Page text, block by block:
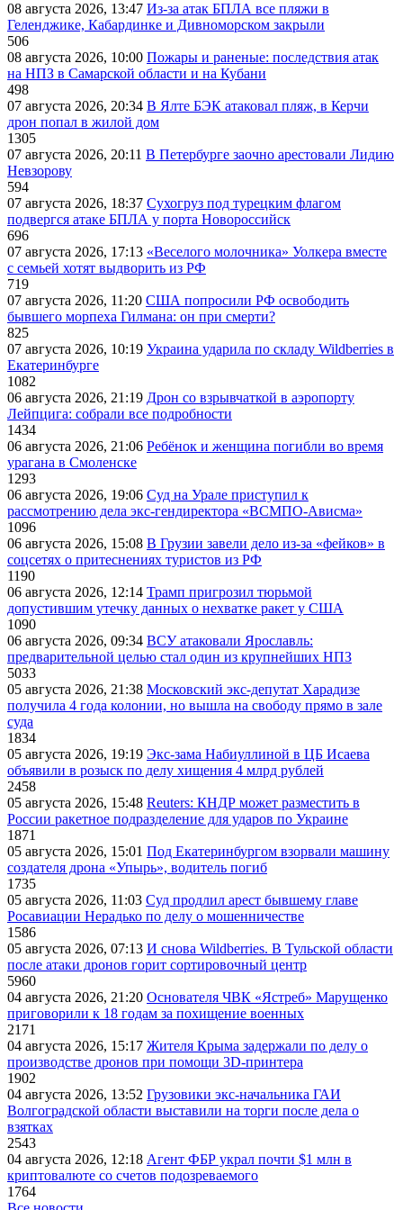
08 августа 2026, 13:47 Из-за атак БПЛА все пляжи в
Геленджике, Кабардинке и Дивноморском закрыли
506
08 августа 2026, 10:00 Пожары и раненые: последствия атак
на НПЗ в Самарской области и на Кубани
498
07 августа 2026, 20:34 В Ялте БЭК атаковал пляж, в Керчи
дрон попал в жилой дом
1305
07 августа 2026, 20:11 В Петербурге заочно арестовали Лидию
Невзорову
594
07 августа 2026, 18:37 Сухогруз под турецким флагом
подвергся атаке БПЛА у порта Новороссийск
696
07 августа 2026, 17:13 «Веселого молочника» Уолкера вместе
с семьей хотят выдворить из РФ
719
07 августа 2026, 11:20 США попросили РФ освободить
бывшего морпеха Гилмана: он при смерти?
825
07 августа 2026, 10:19 Украина ударила по складу Wildberries в
Екатеринбурге
1082
06 августа 2026, 21:19 Дрон со взрывчаткой в аэропорту
Лейпцига: собрали все подробности
1434
06 августа 2026, 21:06 Ребёнок и женщина погибли во время
урагана в Смоленске
1293
06 августа 2026, 19:06 Суд на Урале приступил к
рассмотрению дела экс-гендиректора «ВСМПО-Ависма»
1096
06 августа 2026, 15:08 В Грузии завели дело из-за «фейков» в
соцсетях о притеснениях туристов из РФ
1190
06 августа 2026, 12:14 Трамп пригрозил тюрьмой
допустившим утечку данных о нехватке ракет у США
1090
06 августа 2026, 09:34 ВСУ атаковали Ярославль:
предварительной целью стал один из крупнейших НПЗ
5033
05 августа 2026, 21:38 Московский экс-депутат Харадизе
получила 4 года колонии, но вышла на свободу прямо в зале
суда
1834
05 августа 2026, 19:19 Экс-зама Набиуллиной в ЦБ Исаева
объявили в розыск по делу хищения 4 млрд рублей
2458
05 августа 2026, 15:48 Reuters: КНДР может разместить в
России ракетное подразделение для ударов по Украине
1871
05 августа 2026, 15:01 Под Екатеринбургом взорвали машину
создателя дрона «Упырь», водитель погиб
1735
05 августа 2026, 11:03 Суд продлил арест бывшему главе
Росавиации Нерадько по делу о мошенничестве
1586
05 августа 2026, 07:13 И снова Wildberries. В Тульской области
после атаки дронов горит сортировочный центр
5960
04 августа 2026, 21:20 Основателя ЧВК «Ястреб» Марущенко
приговорили к 18 годам за похищение военных
2171
04 августа 2026, 15:17 Жителя Крыма задержали по делу о
производстве дронов при помощи 3D‑принтера
1902
04 августа 2026, 13:52 Грузовики экс-начальника ГАИ
Волгоградской области выставили на торги после дела о
взятках
2543
04 августа 2026, 12:18 Агент ФБР украл почти $1 млн в
криптовалюте со счетов подозреваемого
1764